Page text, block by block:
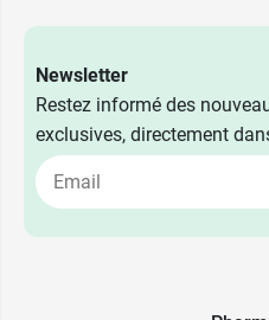
par 30 11,99 €
Newsletter
Restez informé des
exclusives, directement